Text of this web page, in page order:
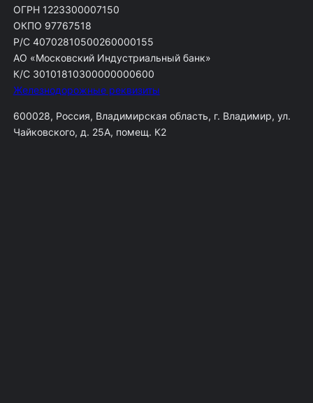
ОГРН 1223300007150
ОКПО 97767518
Р/С 40702810500260000155
АО «Московский Индустриальный банк»
К/С 30101810300000000600
Железнодорожные реквизиты
600028, Россия, Владимирская область, г. Владимир, ул.
Чайковского, д. 25А, помещ. К2